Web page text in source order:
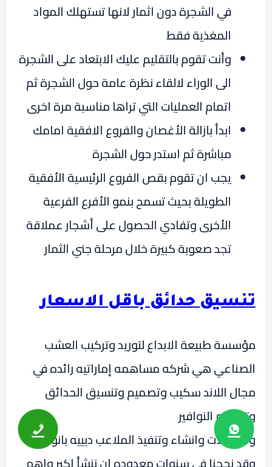
في الشجرة دون اثمار لانها تستهلك المواد
المغذية فقط
وأنت تقوم بالتقليم عليك الابتعاد على الشجرة
الى الوراء لالقاء نظرة عامة حول الشجرة ثم
اتمام العمليات التي تراها مناسبة مرة اخرى
ابدأ بازالة الأغصان والفروع الافقية امامك
مباشرة ثم استدر حول الشجرة
يجب ان تقوم بقص الفروع الرئيسية الأفقية
الطويلة بحيث تسمح بنمو الأفرع الفرعية
الأخرى وتفادي الحصول على أشجار عملاقة
تجد صعوبة كبيرة خلال مرحلة جني الثمار
تنسيق حدائق باقل الاسعار
مؤسسة طبيعة الابداع لتوريد وتركيب العشب
الصناعي هي شركه مساهمه إماراتيه رائده في
مجال اللاند سكيب وتصميم وتنسيق الحدائق
وتصميم النوافير
والشلالات وانشاء وتنفيذ الملاعب دبييه بانواعها